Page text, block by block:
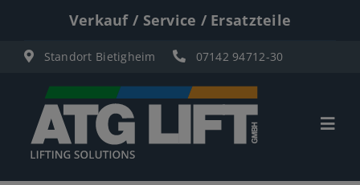
springen
Verkauf / Service / Ersatzteile
Standort Bietigheim 07142 94712-30